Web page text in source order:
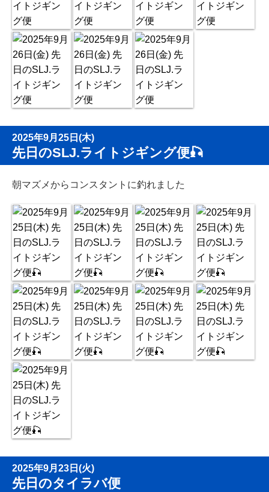
2025年9月25日(木)
先日のSLJ.ライトジギング便🎣
朝マズメからコンスタントに釣れました
2025年9月23日(火)
先日のタイラバ便